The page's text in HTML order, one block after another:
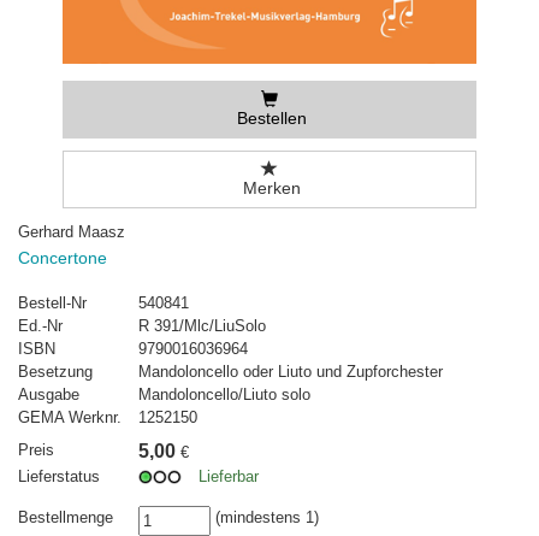
Bestellen
Merken
Gerhard Maasz
Concertone
Bestell-Nr
540841
Ed.-Nr
R 391/Mlc/LiuSolo
ISBN
9790016036964
Besetzung
Mandoloncello oder Liuto und Zupforchester
Ausgabe
Mandoloncello/Liuto solo
GEMA Werknr.
1252150
Preis
5,00 €
Lieferstatus
Lieferbar
Bestellmenge (mindestens 1)